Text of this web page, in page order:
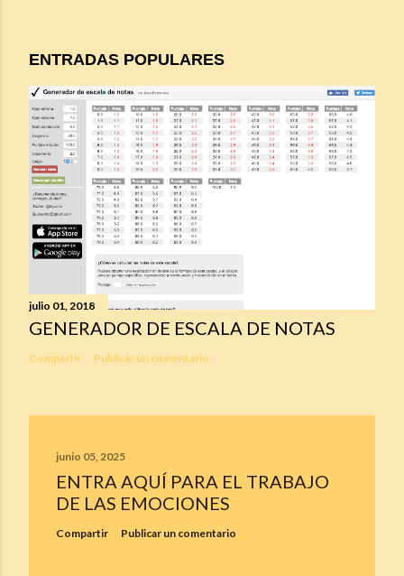
ENTRADAS POPULARES
julio 01, 2018
GENERADOR DE ESCALA DE NOTAS
Compartir Publicar un comentario
junio 05, 2025
ENTRA AQUÍ PARA EL TRABAJO
DE LAS EMOCIONES
Compartir Publicar un comentario